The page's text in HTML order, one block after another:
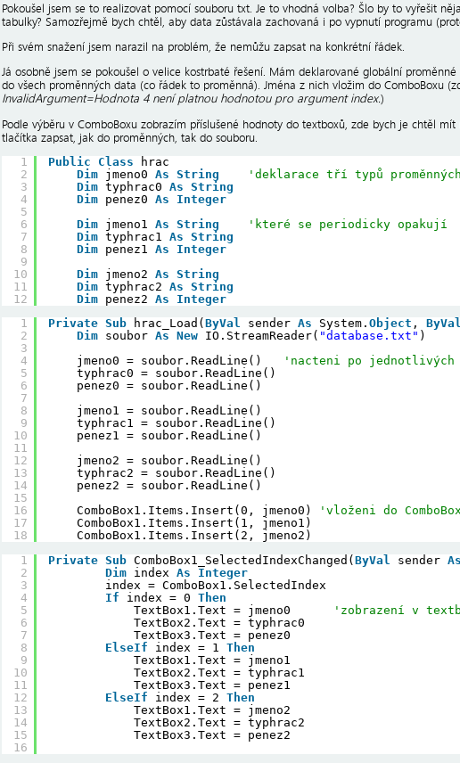
Pokoušel jsem se to realizovat pomocí souboru txt. Je to vhodná volba? Šlo by to vyřešit
tabulky? Samozřejmě bych chtěl, aby data zůstávala zachovaná i po vypnutí programu
Při svém snažení jsem narazil na problém, že nemůžu zapsat na konkrétní řádek.
Já osobně jsem se pokoušel o velice kostrbaté řešení. Mám deklarované globální
do všech proměnných data (co řádek to proměnná). Jména z nich vložim do ComboBoxu
InvalidArgument=Hodnota 4 není platnou hodnotou pro argument index.)
Podle výběru v ComboBoxu zobrazím příslušené hodnoty do textboxů, zde bych je chtěl
tlačítka zapsat, jak do proměnných, tak do souboru.
1
2
3
4
5
6
7
8
9
10
11
12
Public Class
hrac
Dim jmeno0 As String
'deklarace tří typů proměnných
Dim typhrac0 As
String
Dim penez0 As
Integer
Dim jmeno1 As String
'které se periodicky opakují
Dim typhrac1 As
String
Dim penez1 As
Integer
Dim jmeno2 As
String
Dim typhrac2 As
String
Dim penez2 As Integer
1
2
3
4
5
6
7
8
9
10
11
12
13
14
15
16
17
18
Private Sub hrac_Load(ByVal sender As System.Object , ByVal
Dim soubor As New IO.StreamReader( "database.txt" )
jmeno0 = soubor.ReadLine()
'nacteni po jednotlivých
typhrac0 = soubor.ReadLine()
penez0 = soubor.ReadLine()
jmeno1 = soubor.ReadLine()
typhrac1 = soubor.ReadLine()
penez1 = soubor.ReadLine()
jmeno2 = soubor.ReadLine()
typhrac2 = soubor.ReadLine()
penez2 = soubor.ReadLine()
ComboBox1.Items.Insert(0, jmeno0)
'vloženi do
ComboBox1.Items.Insert(1, jmeno1)
ComboBox1.Items.Insert(2, jmeno2)
1
2
3
4
5
6
7
8
9
10
11
12
13
14
15
16
Private Sub ComboBox1_SelectedIndexChanged(ByVal sender As
Dim index As
Integer
index = ComboBox1.SelectedIndex
If
index = 0 Then
TextBox1.Text = jmeno0
'zobrazení v
TextBox2.Text = typhrac0
TextBox3.Text = penez0
ElseIf
index = 1 Then
TextBox1.Text = jmeno1
TextBox2.Text = typhrac1
TextBox3.Text = penez1
ElseIf
index = 2 Then
TextBox1.Text = jmeno2
TextBox2.Text = typhrac2
TextBox3.Text = penez2